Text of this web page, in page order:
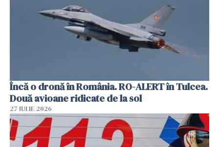
Încă o dronă în România. RO-ALERT în Tulcea.
Două avioane ridicate de la sol
27 IULIE 2026